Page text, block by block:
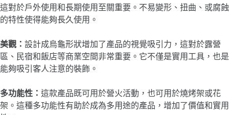
這對於戶外使用和長期使用至關重要。不易變形、扭曲、或腐蝕
的特性使得能夠長久使用。
美觀： 設計成烏龜形狀增加了產品的視覺吸引力，這對於露營
區、民宿和飯店等商業空間非常重要。它不僅是實用工具，也是
能夠吸引客人注意的裝飾。
多功能性： 這款產品既可用於營火活動，也可用於燒烤架或花
架。這種多功能性有助於成為多用途的產品，​​增加了價值和實用